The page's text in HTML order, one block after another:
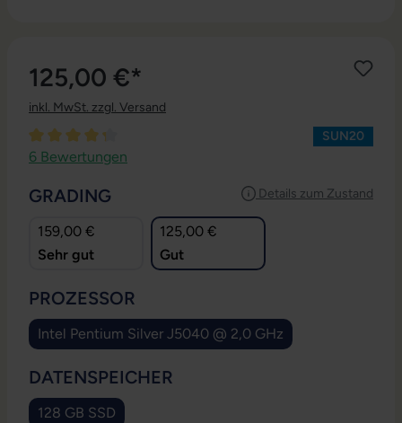
125,00 €*
inkl. MwSt. zzgl. Versand
Durchschnittliche Bewertung von 4.33 von 5 Sternen
6 Bewertungen
SUN20
Details zum Zustand
GRADING
159,00 €
Sehr gut
125,00 €
Gut
PROZESSOR
Intel Pentium Silver J5040 @ 2,0 GHz
DATENSPEICHER
128 GB SSD